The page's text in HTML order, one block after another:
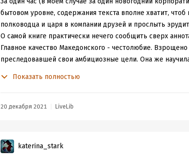
бытовом уровне, содержания текста вполне хватит,
полководца и царя в компании друзей и прослыть
О самой книге практически нечего сообщить сверх
Главное качество Македонского - честолюбие.
преследовавшей свои амбициозные цели. Она же
завоевать еще больше территории и подчинить еще
увлекательной из-за динамичности повествования
Рекомендую для общего кругозора или ж провести с
Показать полностью
20 декабря 2021 LiveLib
katerina_stark